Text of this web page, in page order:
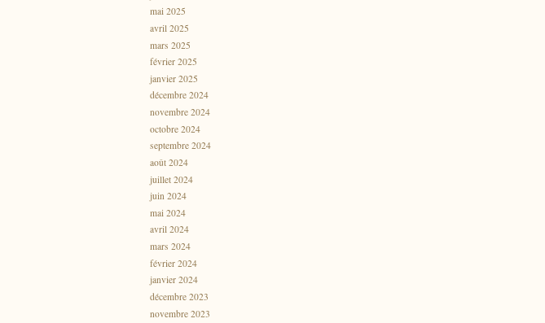
mai 2025
avril 2025
mars 2025
février 2025
janvier 2025
décembre 2024
novembre 2024
octobre 2024
septembre 2024
août 2024
juillet 2024
juin 2024
mai 2024
avril 2024
mars 2024
février 2024
janvier 2024
décembre 2023
novembre 2023